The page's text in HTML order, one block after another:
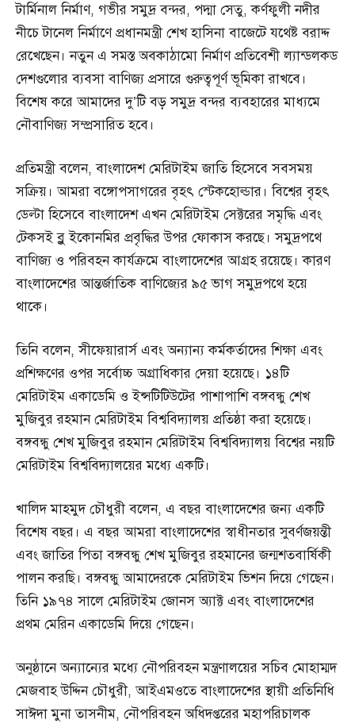
টার্মিনাল নির্মাণ, গভীর সমুদ্র বন্দর, পদ্মা সেতু, কর্ণফুলী নদীর
নীচে টানেল নির্মাণে প্রধানমন্ত্রী শেখ হাসিনা বাজেটে যথেষ্ট বরাদ্দ
রেখেছেন। নতুন এ সমস্ত অবকাঠামো নির্মাণ প্রতিবেশী ল্যান্ডলকড
দেশগুলোর ব্যবসা বাণিজ্য প্রসারে গুরুত্বপূর্ণ ভূমিকা রাখবে।
বিশেষ করে আমাদের দু’টি বড় সমুদ্র বন্দর ব্যবহারের মাধ্যমে
নৌবাণিজ্য সম্প্রসারিত হবে।
প্রতিমন্ত্রী বলেন, বাংলাদেশ মেরিটাইম জাতি হিসেবে সবসময়
সক্রিয়। আমরা বঙ্গোপসাগরের বৃহৎ স্টেকহোল্ডার। বিশ্বের বৃহৎ
ডেল্টা হিসেবে বাংলাদেশ এখন মেরিটাইম সেক্টরের সমৃদ্ধি এবং
টেকসই ব্লু ইকোনমির প্রবৃদ্ধির উপর ফোকাস করছে। সমুদ্রপথে
বাণিজ্য ও পরিবহন কার্যক্রমে বাংলাদেশের আগ্রহ রয়েছে। কারণ
বাংলাদেশের আন্তর্জাতিক বাণিজ্যের ৯৫ ভাগ সমুদ্রপথে হয়ে
থাকে।
তিনি বলেন, সীফেয়ারার্স এবং অন্যান্য কর্মকর্তাদের শিক্ষা এবং
প্রশিক্ষণের ওপর সর্বোচ্চ অগ্রাধিকার দেয়া হয়েছে। ১৪টি
মেরিটাইম একাডেমি ও ইন্সটিটিউটের পাশাপাশি বঙ্গবন্ধু শেখ
মুজিবুর রহমান মেরিটাইম বিশ্ববিদ্যালয় প্রতিষ্ঠা করা হয়েছে।
বঙ্গবন্ধু শেখ মুজিবুর রহমান মেরিটাইম বিশ্ববিদ্যালয় বিশ্বের নয়টি
মেরিটাইম বিশ্ববিদ্যালয়ের মধ্যে একটি।
খালিদ মাহমুদ চৌধুরী বলেন, এ বছর বাংলাদেশের জন্য একটি
বিশেষ বছর। এ বছর আমরা বাংলাদেশের স্বাধীনতার সুবর্ণজয়ন্তী
এবং জাতির পিতা বঙ্গবন্ধু শেখ মুজিবুর রহমানের জন্মশতবার্ষিকী
পালন করছি। বঙ্গবন্ধু আমাদেরকে মেরিটাইম ভিশন দিয়ে গেছেন।
তিনি ১৯৭৪ সালে মেরিটাইম জোনস অ্যাক্ট এবং বাংলাদেশের
প্রথম মেরিন একাডেমি দিয়ে গেছেন।
অনুষ্ঠানে অন্যান্যের মধ্যে নৌপরিবহন মন্ত্রণালয়ের সচিব মোহাম্মদ
মেজবাহ উদ্দিন চৌধুরী, আইএমওতে বাংলাদেশের স্থায়ী প্রতিনিধি
সাঈদা মুনা তাসনীম, নৌপরিবহন অধিদপ্তরের মহাপরিচালক